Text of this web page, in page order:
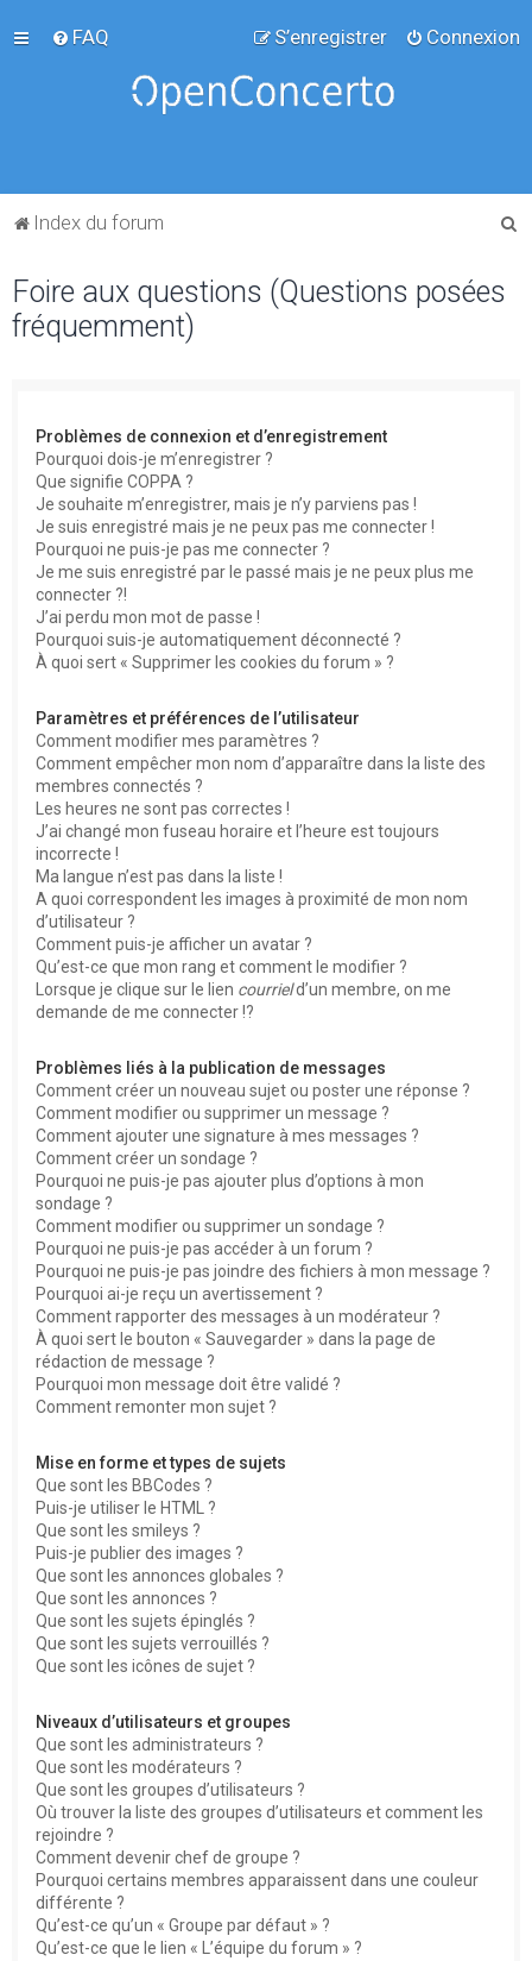
FAQ Connexion
S’enregistrer
Index du forum
Foire aux questions (Questions posées
fréquemment)
Problèmes de connexion et d’enregistrement
Pourquoi dois-je m’enregistrer ?
Que signifie COPPA ?
Je souhaite m’enregistrer, mais je n’y parviens pas !
Je suis enregistré mais je ne peux pas me connecter !
Pourquoi ne puis-je pas me connecter ?
Je me suis enregistré par le passé mais je ne peux plus me
connecter ?!
J’ai perdu mon mot de passe !
Pourquoi suis-je automatiquement déconnecté ?
À quoi sert « Supprimer les cookies du forum » ?
Paramètres et préférences de l’utilisateur
Comment modifier mes paramètres ?
Comment empêcher mon nom d’apparaître dans la liste des
membres connectés ?
Les heures ne sont pas correctes !
J’ai changé mon fuseau horaire et l’heure est toujours
incorrecte !
Ma langue n’est pas dans la liste !
A quoi correspondent les images à proximité de mon nom
d’utilisateur ?
Comment puis-je afficher un avatar ?
Qu’est-ce que mon rang et comment le modifier ?
Lorsque je clique sur le lien courrield’un membre, on me
demande de me connecter !?
Problèmes liés à la publication de messages
Comment créer un nouveau sujet ou poster une réponse ?
Comment modifier ou supprimer un message ?
Comment ajouter une signature à mes messages ?
Comment créer un sondage ?
Pourquoi ne puis-je pas ajouter plus d’options à mon
sondage ?
Comment modifier ou supprimer un sondage ?
Pourquoi ne puis-je pas accéder à un forum ?
Pourquoi ne puis-je pas joindre des fichiers à mon message ?
Pourquoi ai-je reçu un avertissement ?
Comment rapporter des messages à un modérateur ?
À quoi sert le bouton « Sauvegarder » dans la page de
rédaction de message ?
Pourquoi mon message doit être validé ?
Comment remonter mon sujet ?
Mise en forme et types de sujets
Que sont les BBCodes ?
Puis-je utiliser le HTML ?
Que sont les smileys ?
Puis-je publier des images ?
Que sont les annonces globales ?
Que sont les annonces ?
Que sont les sujets épinglés ?
Que sont les sujets verrouillés ?
Que sont les icônes de sujet ?
Niveaux d’utilisateurs et groupes
Que sont les administrateurs ?
Que sont les modérateurs ?
Que sont les groupes d’utilisateurs ?
Où trouver la liste des groupes d’utilisateurs et comment les
rejoindre ?
Comment devenir chef de groupe ?
Pourquoi certains membres apparaissent dans une couleur
différente ?
Qu’est-ce qu’un « Groupe par défaut » ?
Qu’est-ce que le lien « L’équipe du forum » ?